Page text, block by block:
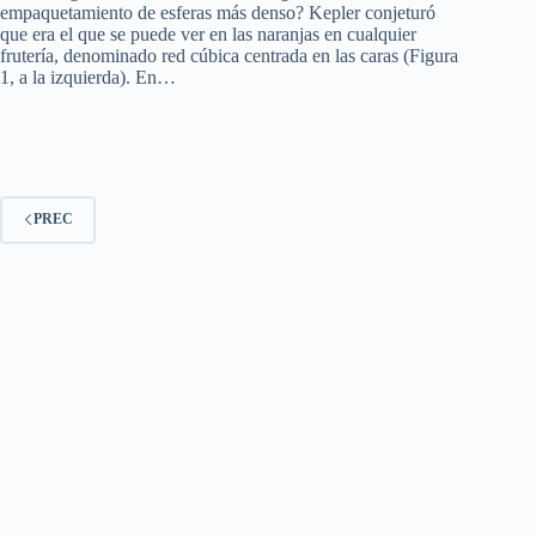
empaquetamiento de esferas más denso? Kepler conjeturó
que era el que se puede ver en las naranjas en cualquier
frutería, denominado red cúbica centrada en las caras (Figura
1, a la izquierda). En…
PREC